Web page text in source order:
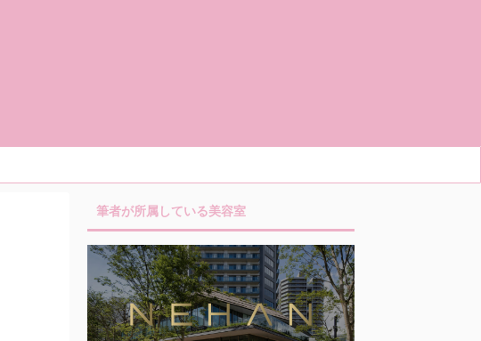
筆者が所属している美容室